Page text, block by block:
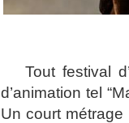
Tout festival
d’animation tel
Un court métrage